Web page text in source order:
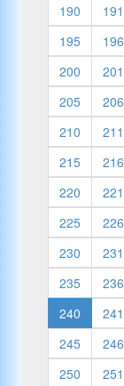
190
191
195
196
200
201
205
206
210
211
215
216
220
221
225
226
230
231
235
236
240
241
245
246
250
251